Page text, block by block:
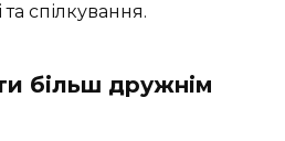
спілкування.
більш дружнім